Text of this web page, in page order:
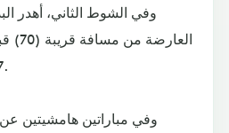
وفي الشوط الثاني، أهدر
87 بتسجيله الهدف الرابع.
وفي مباراتين هامشيتين عن